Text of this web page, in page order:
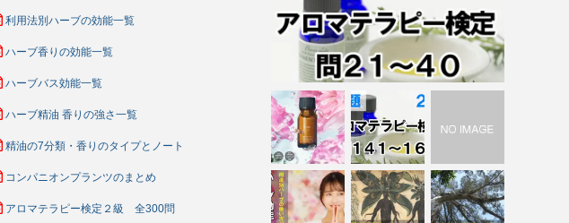
利用法別ハーブの効能一覧
ハーブ香りの効能一覧
ハーブバス効能一覧
ハーブ精油 香りの強さ一覧
精油の7分類・香りのタイプとノート
コンパニオンプランツのまとめ
アロマテラピー検定２級 全300問